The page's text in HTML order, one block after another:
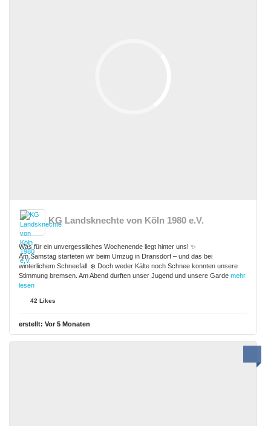
KG Landsknechte von Köln 1980 e.V.
Was für ein unvergessliches Wochenende liegt hinter uns! ✨
Am Samstag starteten wir beim Umzug in Dransdorf – und das bei
winterlichem Schneefall. ❄️ Doch weder Kälte noch Schnee konnten unsere
Stimmung bremsen. Am Abend durften unser Jugend und unsere Garde mehr
lesen
42 Likes
erstellt: Vor 5 Monaten